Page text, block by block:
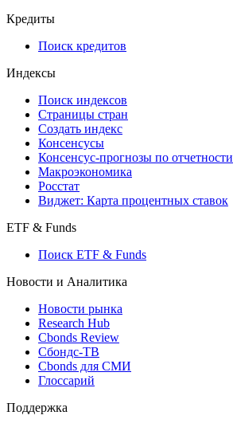
Кредиты
Поиск кредитов
Индексы
Поиск индексов
Страницы стран
Создать индекс
Консенсусы
Консенсус-прогнозы по отчетности
Макроэкономика
Росстат
Виджет: Карта процентных ставок
ETF & Funds
Поиск ETF & Funds
Новости и Аналитика
Новости рынка
Research Hub
Cbonds Review
Сбондс-ТВ
Cbonds для СМИ
Глоссарий
Поддержка